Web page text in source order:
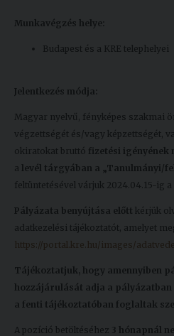
Munkavégzés helye:
Budapest és a KRE telephelyei
Jelentkezés módja:
Magyar nyelvű, fényképes szakmai
végzettségét és/vagy képzettségét,
okiratokat bruttó fizetési igényének
a levél tárgyában a „Tanulmányi/
feltüntetésével várjuk 2024.04.15-ig a
Pályázata benyújtása előtt kérjük
adatkezelési tájékoztatót, amelyet
https://portal.kre.hu/images/
Tájékoztatjuk, hogy amennyiben
hozzájárulását adja a
a fenti tájékoztatóban foglaltak
A pozíció betöltéséhez 3 hónapnál